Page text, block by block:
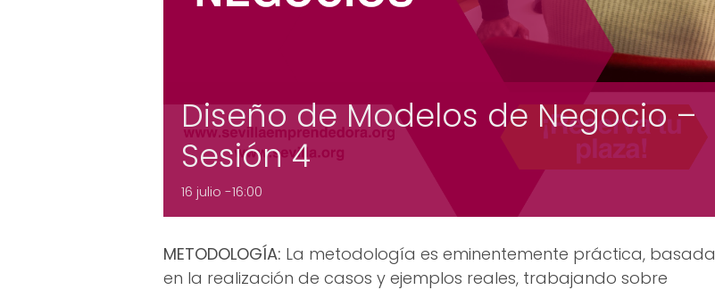
Diseño de Modelos de Negocio –
Sesión 4
16 julio -16:00
METODOLOGÍA: La metodología es eminentemente práctica, basada
en la realización de casos y ejemplos reales, trabajando sobre